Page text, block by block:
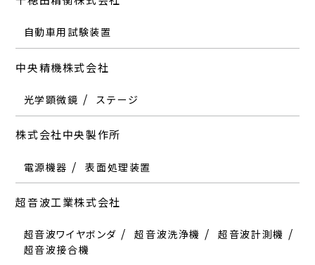
自動車用試験装置
中央精機株式会社
光学顕微鏡 ステージ
株式会社中央製作所
電源機器 表面処理装置
超音波工業株式会社
超音波ワイヤボンダ 超音波洗浄機
超音波計測機
超音波接合機